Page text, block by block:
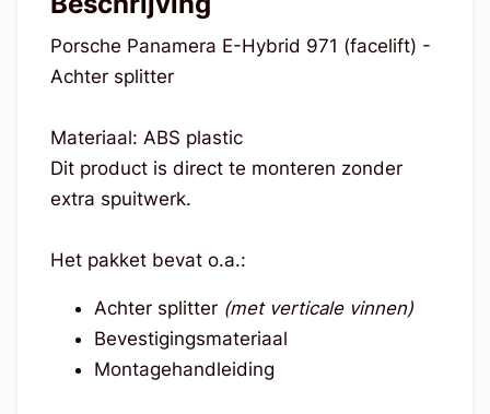
Porsche Panamera E-Hybrid 971 (facelift) -
Achter splitter
Materiaal: ABS plastic
Dit product is direct te monteren zonder
extra spuitwerk.
Het pakket bevat o.a.:
Achter splitter (met verticale vinnen)
Bevestigingsmateriaal
Montagehandleiding